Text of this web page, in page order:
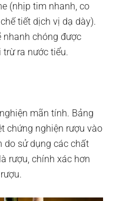
(nhịp tim nhanh, co
tiết dịch vị dạ dày).
nhanh chóng được
ra nước tiểu.
mãn tính. Bảng
chứng nghiện rượu vào
do sử dụng các chất
rượu, chính xác hơn